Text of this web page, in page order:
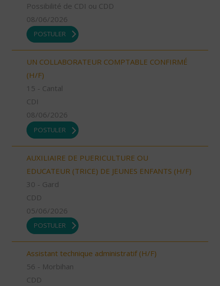
Possibilité de CDI ou CDD
08/06/2026
POSTULER
UN COLLABORATEUR COMPTABLE CONFIRMÉ
(H/F)
15 - Cantal
CDI
08/06/2026
POSTULER
AUXILIAIRE DE PUERICULTURE OU
EDUCATEUR (TRICE) DE JEUNES ENFANTS (H/F)
30 - Gard
CDD
05/06/2026
POSTULER
Assistant technique administratif (H/F)
56 - Morbihan
CDD